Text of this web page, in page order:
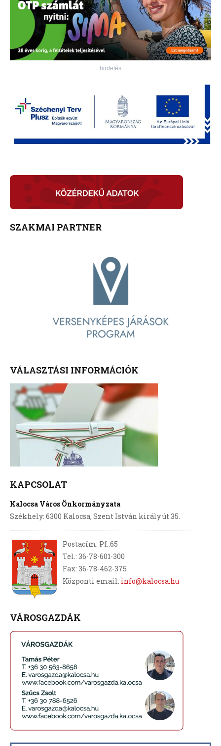
hirdetés
SZAKMAI PARTNER
VÁLASZTÁSI INFORMÁCIÓK
KAPCSOLAT
Kalocsa Város Önkormányzata
Székhely: 6300 Kalocsa, Szent István király út 35.
Postacím: Pf.:65
Tel.: 36-78-601-300
Fax: 36-78-462-375
Központi email: info@kalocsa.hu
VÁROSGAZDÁK